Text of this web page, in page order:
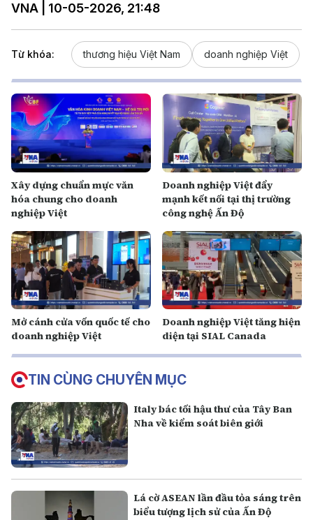
VNA | 10-05-2026, 21:48
Từ khóa: thương hiệu Việt Nam doanh nghiệp Việt
Xây dựng chuẩn mực văn
hóa chung cho doanh
nghiệp Việt
Doanh nghiệp Việt đẩy
mạnh kết nối tại thị trường
công nghệ Ấn Độ
Mở cánh cửa vốn quốc tế cho
doanh nghiệp Việt
Doanh nghiệp Việt tăng hiện
diện tại SIAL Canada
TIN CÙNG CHUYÊN MỤC
Italy bác tối hậu thư của Tây Ban
Nha về kiểm soát biên giới
Lá cờ ASEAN lần đầu tỏa sáng trên
biểu tượng lịch sử của Ấn Độ